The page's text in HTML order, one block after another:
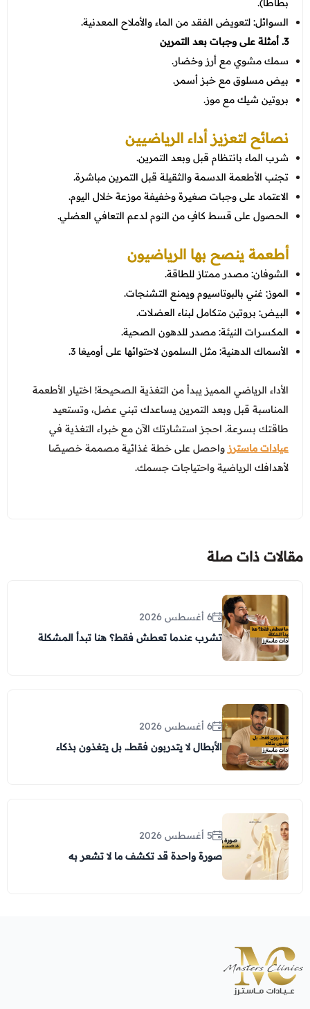
بطاطا).
السوائل: لتعويض الفقد من الماء والأملاح المعدنية.
3. أمثلة على وجبات بعد التمرين
سمك مشوي مع أرز وخضار.
بيض مسلوق مع خبز أسمر.
بروتين شيك مع موز.
نصائح لتعزيز أداء الرياضيين
شرب الماء بانتظام قبل وبعد التمرين.
تجنب الأطعمة الدسمة والثقيلة قبل التمرين مباشرة.
الاعتماد على وجبات صغيرة وخفيفة موزعة خلال اليوم.
الحصول على قسط كافٍ من النوم لدعم التعافي العضلي.
أطعمة ينصح بها الرياضيون
الشوفان: مصدر ممتاز للطاقة.
الموز: غني بالبوتاسيوم ويمنع التشنجات.
البيض: بروتين متكامل لبناء العضلات.
المكسرات النيئة: مصدر للدهون الصحية.
الأسماك الدهنية: مثل السلمون لاحتوائها على أوميغا 3.
الأداء الرياضي المميز يبدأ من التغذية الصحيحة! اختيار الأطعمة
المناسبة قبل وبعد التمرين يساعدك تبني عضل، وتستعيد
طاقتك بسرعة. احجز استشارتك الآن مع خبراء التغذية في
عيادات ماسترزواحصل على خطة غذائية مصممة خصيصًا
لأهدافك الرياضية واحتياجات جسمك.
مقالات ذات صلة
6 أغسطس 2026
تشرب عندما تعطش فقط؟ هنا تبدأ المشكلة
6 أغسطس 2026
الأبطال لا يتدربون فقط.. بل يتغذون بذكاء
5 أغسطس 2026
صورة واحدة قد تكشف ما لا تشعر به